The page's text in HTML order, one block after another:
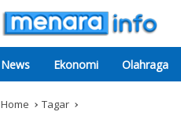
News Ekonomi Olahraga
Home Tagar